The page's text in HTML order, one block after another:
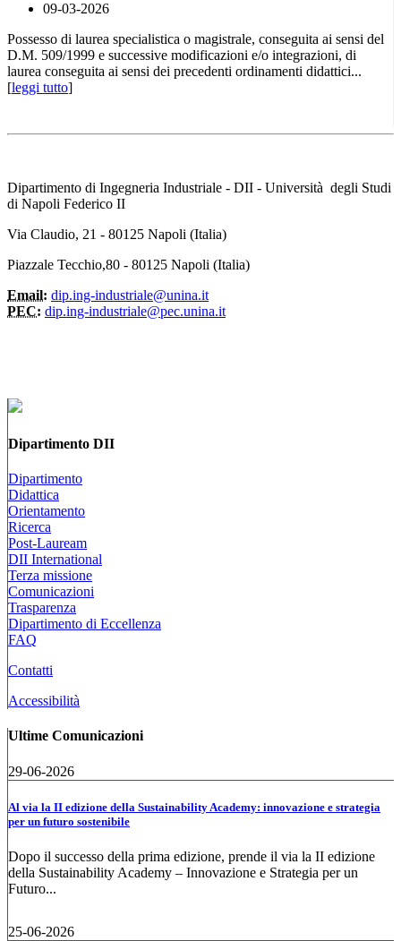
09-03-2026
Possesso di laurea specialistica o magistrale, conseguita ai sensi del
D.M. 509/1999 e successive modificazioni e/o integrazioni, di
laurea conseguita ai sensi dei precedenti ordinamenti didattici...
[leggi tutto]
Dipartimento di Ingegneria Industriale - DII - Università degli Studi
di Napoli Federico II
Via Claudio, 21 - 80125 Napoli (Italia)
Piazzale Tecchio,80 - 80125 Napoli (Italia)
Email: dip.ing-industriale@unina.it
PEC: dip.ing-industriale@pec.unina.it
Dipartimento DII
Dipartimento
Didattica
Orientamento
Ricerca
Post-Lauream
DII International
Terza missione
Comunicazioni
Trasparenza
Dipartimento di Eccellenza
FAQ
Contatti
Accessibilità
Ultime Comunicazioni
29-06-2026
Al via la II edizione della Sustainability Academy: innovazione e strategia
per un futuro sostenibile
Dopo il successo della prima edizione, prende il via la II edizione
della Sustainability Academy – Innovazione e Strategia per un
Futuro...
25-06-2026